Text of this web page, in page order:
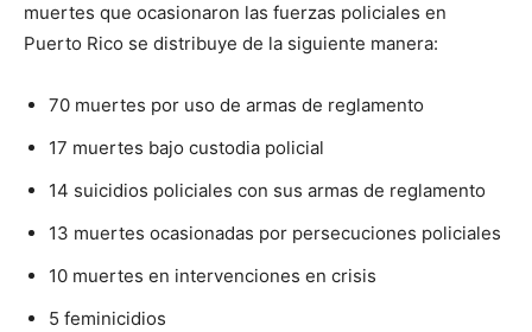
muertes que ocasionaron las fuerzas policiales en
Puerto Rico se distribuye de la siguiente manera:
70 muertes por uso de armas de reglamento
17 muertes bajo custodia policial
14 suicidios policiales con sus armas de reglamento
13 muertes ocasionadas por persecuciones policiales
10 muertes en intervenciones en crisis
5 feminicidios